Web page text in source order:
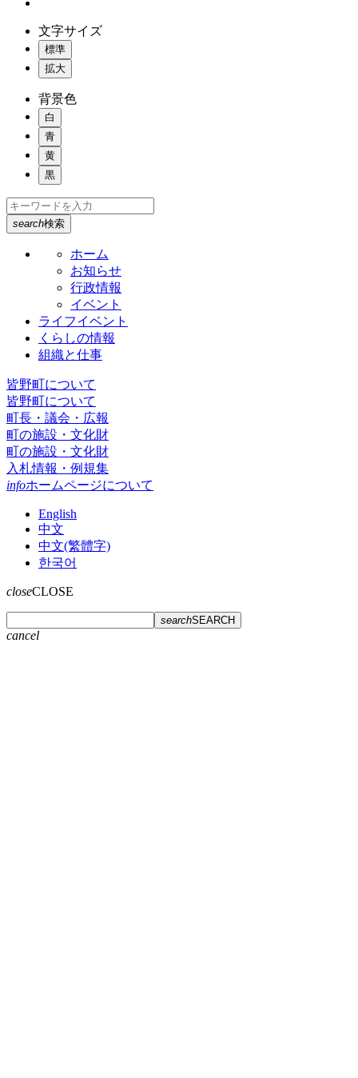
文字サイズ
標準
拡大
背景色
白
青
黄
黒
search検索
ホーム
お知らせ
行政情報
イベント
ライフイベント
くらしの情報
組織と仕事
皆野町について
皆野町について
町長・議会・広報
町の施設・文化財
町の施設・文化財
入札情報・例規集
infoホームページについて
English
中文
中文(繁體字)
한국어
closeCLOSE
searchSEARCH
cancel